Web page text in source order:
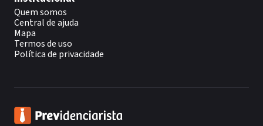
Quem somos
Central de ajuda
Mapa
Termos de uso
Política de privacidade